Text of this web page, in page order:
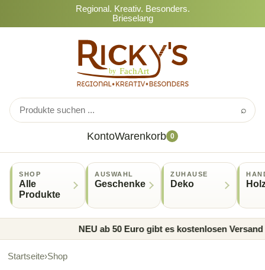
Regional. Kreativ. Besonders.
Brieselang
⌕
KontoWarenkorb 0
SHOP
Alle
Produkte
AUSWAHL
Geschenke
ZUHAUSE
Deko
NEU ab 50 Euro gibt es kostenlosen Versand •
Startseite›Shop